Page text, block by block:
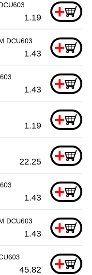
+
1.19
DCU603 +
1.43
+
1.43
+
1.19
+
22.25
+
1.43
DCU603 +
1.43
+
45.82